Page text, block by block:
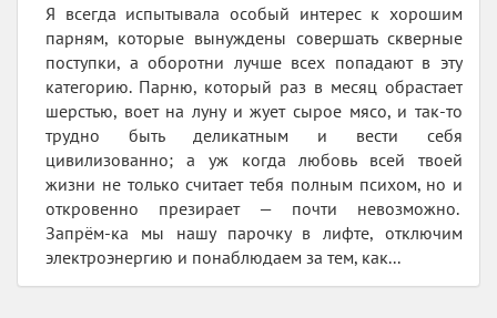
Я всегда испытывала особый интерес к хорошим
парням, которые вынуждены совершать скверные
поступки, а оборотни лучше всех попадают в эту
категорию. Парню, который раз в месяц обрастает
шерстью, воет на луну и жует сырое мясо, и так-то
трудно быть деликатным и вести себя
цивилизованно; а уж когда любовь всей твоей
жизни не только считает тебя полным психом, но и
откровенно презирает — почти невозможно.
Запрём-ка мы нашу парочку в лифте, отключим
электроэнергию и понаблюдаем за тем, как...